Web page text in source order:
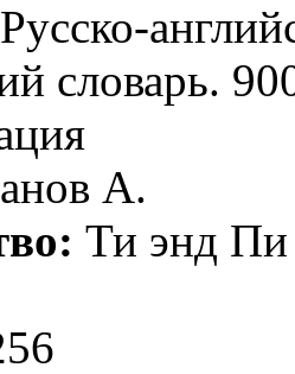
Русско-
словарь.
А.
Ти энд